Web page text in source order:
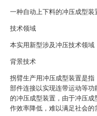
一种自动上下料的冲压成型装
技术领域
本实用新型涉及冲压技术领域
背景技术
拐臂生产用冲压成型装置是
部件连接以实现连带运动等
的冲压成型装置，由于冲压
作效率降低，难以满足社会的